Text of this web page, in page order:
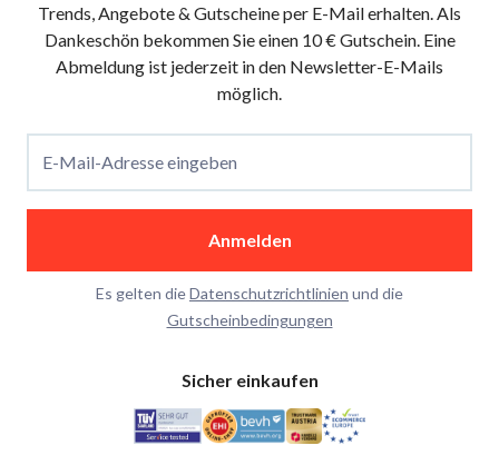
Trends, Angebote & Gutscheine per E-Mail erhalten. Als
Dankeschön bekommen Sie einen 10 € Gutschein. Eine
Abmeldung ist jederzeit in den Newsletter-E-Mails
möglich.
E-Mail-Adresse eingeben
Anmelden
Es gelten dieDatenschutzrichtlinien und die
Gutscheinbedingungen
Sicher einkaufen